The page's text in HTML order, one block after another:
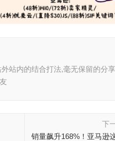
站内的结合打法,毫无保留的分
下
销量飙升168%！亚马逊